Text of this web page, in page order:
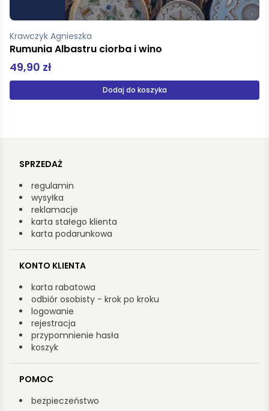
Zaręba Dominika
Katalonia
29,95 zł
Produkt niedostępny
SPRZEDAŻ
regulamin
wysyłka
reklamacje
karta stałego klienta
karta podarunkowa
KONTO KLIENTA
karta rabatowa
odbiór osobisty - krok po kroku
logowanie
rejestracja
przypomnienie hasła
koszyk
POMOC
bezpieczeństwo